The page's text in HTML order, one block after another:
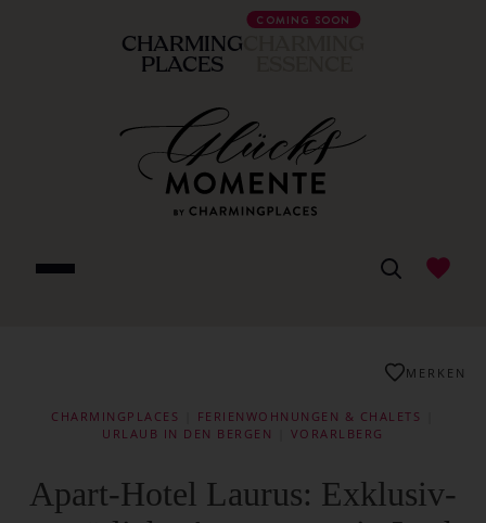
CHARMING
PLACES
COMING SOON
CHARMINGPLACES FERIENWOHNUNGEN & CHALETS
URLAUB IN DEN BERGEN
VORARLBERG
Apart-Hotel Laurus: Exklusiv-
MERKEN